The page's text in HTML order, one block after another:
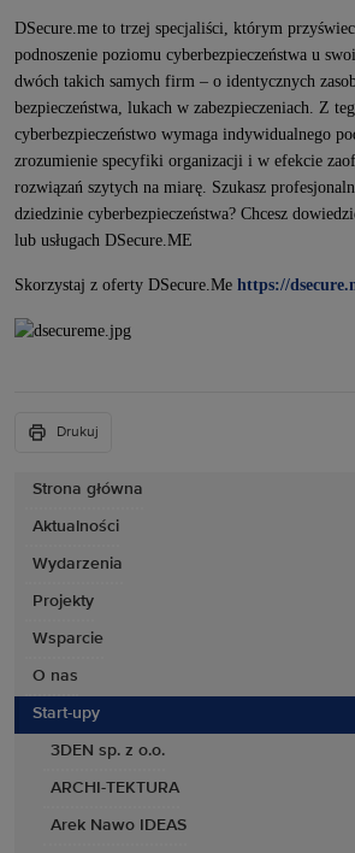
Strona główna
Aktualności
Wydarzenia
Projekty
Wsparcie
O nas
Start-upy
3DEN sp. z o.o.
ARCHI-TEKTURA
Arek Nawo IDEAS
DSecure.me to trzej specjaliści, którym
podnoszenie poziomu cyberbezpieczeństwa u
dwóch takich samych firm – o identycznych
bezpieczeństwa, lukach w zabezpieczeniach. Z
cyberbezpieczeństwo wymaga indywidualnego
zrozumienie specyfiki organizacji i w efekcie
rozwiązań szytych na miarę. Szukasz
dziedzinie cyberbezpieczeństwa? Chcesz
lub usługach DSecure.ME
Skorzystaj z oferty DSecure.Me https://
Drukuj